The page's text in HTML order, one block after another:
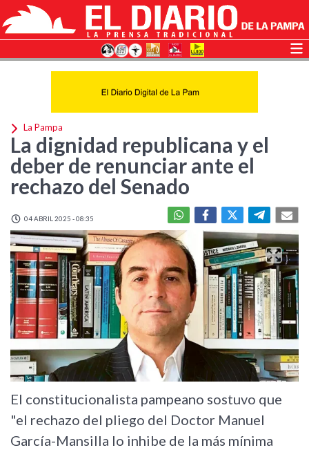
La Pampa
La dignidad republicana y el
deber de renunciar ante el
rechazo del Senado
04 ABRIL 2025 - 08:35
El constitucionalista pampeano sostuvo que
"el rechazo del pliego del Doctor Manuel
García-Mansilla lo inhibe de la más mínima